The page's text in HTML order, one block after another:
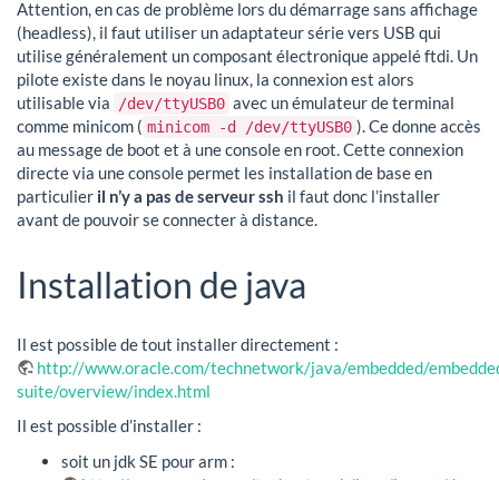
Attention, en cas de problème lors du démarrage sans affichage
(headless), il faut utiliser un adaptateur série vers USB qui
utilise généralement un composant électronique appelé ftdi. Un
pilote existe dans le noyau linux, la connexion est alors
utilisable via
/dev/ttyUSB0 avec un émulateur de terminal
comme minicom ( minicom -d /dev/ttyUSB0 ). Ce donne accès
au message de boot et à une console en root. Cette connexion
directe via une console permet les installation de base en
particulier il n’y a pas de serveur ssh il faut donc l’installer
avant de pouvoir se connecter à distance.
Installation de java
Il est possible de tout installer directement :
http://www.oracle.com/technetwork/java/embedded/
suite/overview/index.html
Il est possible d’installer :
soit un jdk SE pour arm :